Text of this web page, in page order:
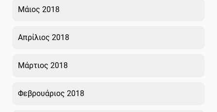
Μάιος 2018
Απρίλιος 2018
Μάρτιος 2018
Φεβρουάριος 2018